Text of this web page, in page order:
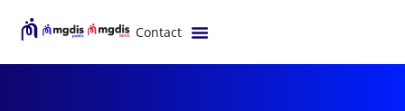
Contact